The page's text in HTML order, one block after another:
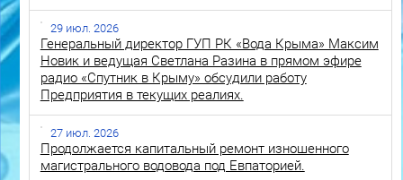
29 июл. 2026
Генеральный директор ГУП РК «Вода Крыма» Максим
Новик и ведущая Светлана Разина в прямом эфире
радио «Спутник в Крыму» обсудили работу
Предприятия в текущих реалиях.
27 июл. 2026
Продолжается капитальный ремонт изношенного
магистрального водовода под Евпаторией.